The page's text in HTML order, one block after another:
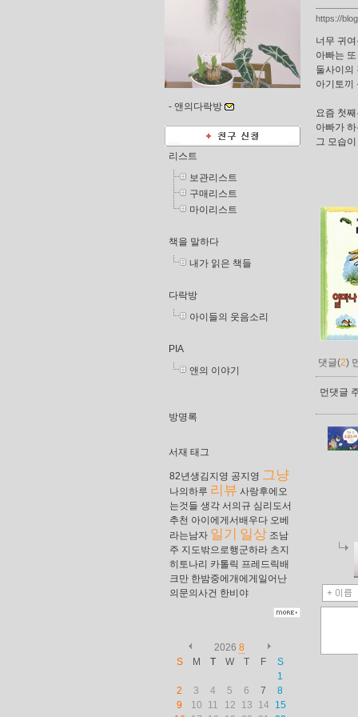
- 앤의다락방
리스트
보관리스트
구매리스트
마이리스트
책을 말하다
내가 읽은 책들
다락방
아이들의 웃음소리
PIA
앤의 이야기
방명록
서재 태그
82년생김지영 공지영 그냥
나의하루 리뷰 사랑후에오
는것들 생각 서의규 심리도서
추천 아이에게서배우다 오베
라는남자 일기 일상 조남
주 지도밖으로행군하라 츠지
히토나리 카톨릭 프레드릭배
크만 한밤중에개에게일어난
의문의사건 한비야
2026 8
S
M T W T F
S
1
2
3 4 5 6 7
8
9
10 11 12 13 14
15
https://
너무 귀
아빠는
둘사이의
아기토끼
요즘 첫
아빠가
그 모습
댓글(2)
먼댓글